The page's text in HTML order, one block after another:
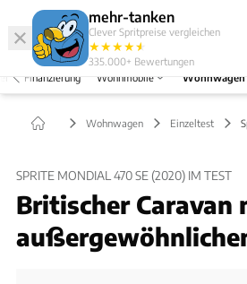
mehr-tanken
Clever Spritpreise vergleichen
★★★★★
★
335.000+ Bewertungen
Abo
Finanzierung Wohnmobile Wohnwagen
Wohnwagen Einzeltest
SPRITE MONDIAL 470 SE (2020) IM TEST
Britischer Caravan